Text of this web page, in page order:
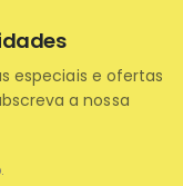
especiais e ofertas
a nossa